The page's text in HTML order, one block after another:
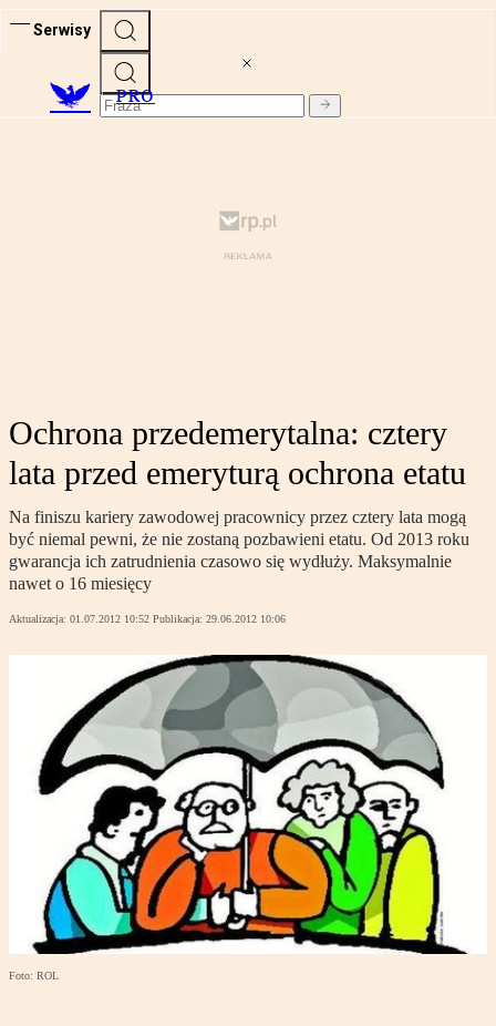
Serwisy
PRO
Ochrona przedemerytalna: cztery
lata przed emeryturą ochrona etatu
Na finiszu kariery zawodowej pracownicy przez cztery lata mogą
być niemal pewni, że nie zostaną pozbawieni etatu. Od 2013 roku
gwarancja ich zatrudnienia czasowo się wydłuży. Maksymalnie
nawet o 16 miesięcy
Aktualizacja: 01.07.2012 10:52 Publikacja: 29.06.2012 10:06
Foto: ROL